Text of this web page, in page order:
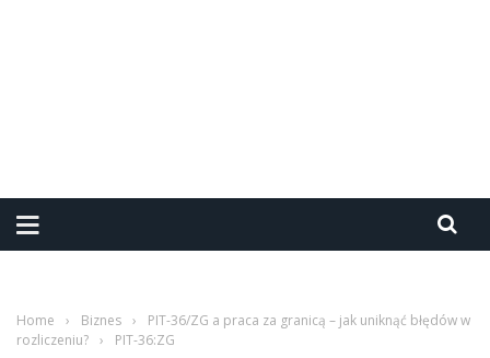
Home › Biznes ›
PIT-36/ZG a praca za granicą – jak uniknąć błędów w
rozliczeniu? › PIT-36:ZG